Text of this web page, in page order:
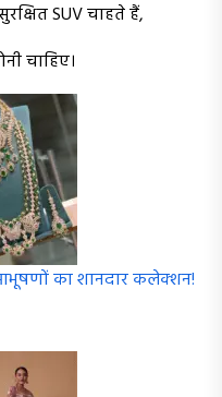
SUV चाहते हैं,
चाहिए।
का शानदार कलेक्शन!